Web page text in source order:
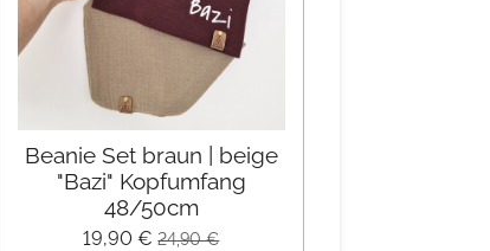
Beanie Set braun | beige
"Bazi" Kopfumfang
48/50cm
19,90 € 24,90 €